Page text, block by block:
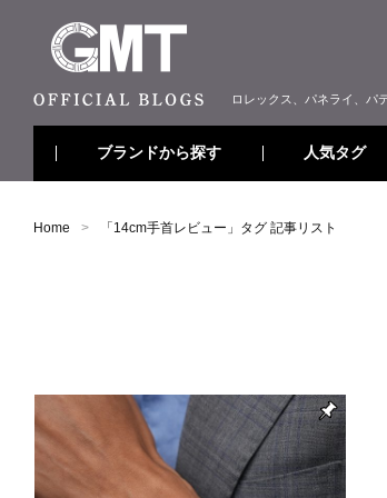
ロレックス、パネライ、パ
ブランドから探す 人気タグ
Home 「 14cm手首レビュー 」タグ 記事リスト